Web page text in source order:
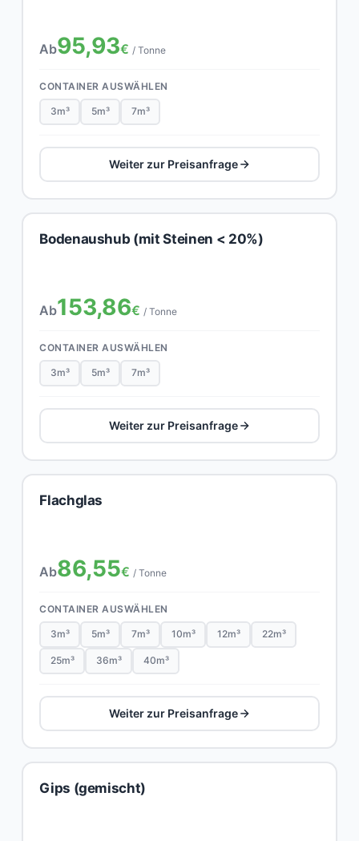
Ab95,93€ / Tonne
CONTAINER AUSWÄHLEN
3m³ 5m³ 7m³
Weiter zur Preisanfrage
Bodenaushub (mit Steinen < 20%)
Ab153,86€ / Tonne
CONTAINER AUSWÄHLEN
3m³ 5m³ 7m³
Weiter zur Preisanfrage
Flachglas
Ab86,55€ / Tonne
CONTAINER AUSWÄHLEN
3m³ 5m³ 7m³ 10m³ 12m³ 22m³
25m³ 36m³ 40m³
Weiter zur Preisanfrage
Gips (gemischt)